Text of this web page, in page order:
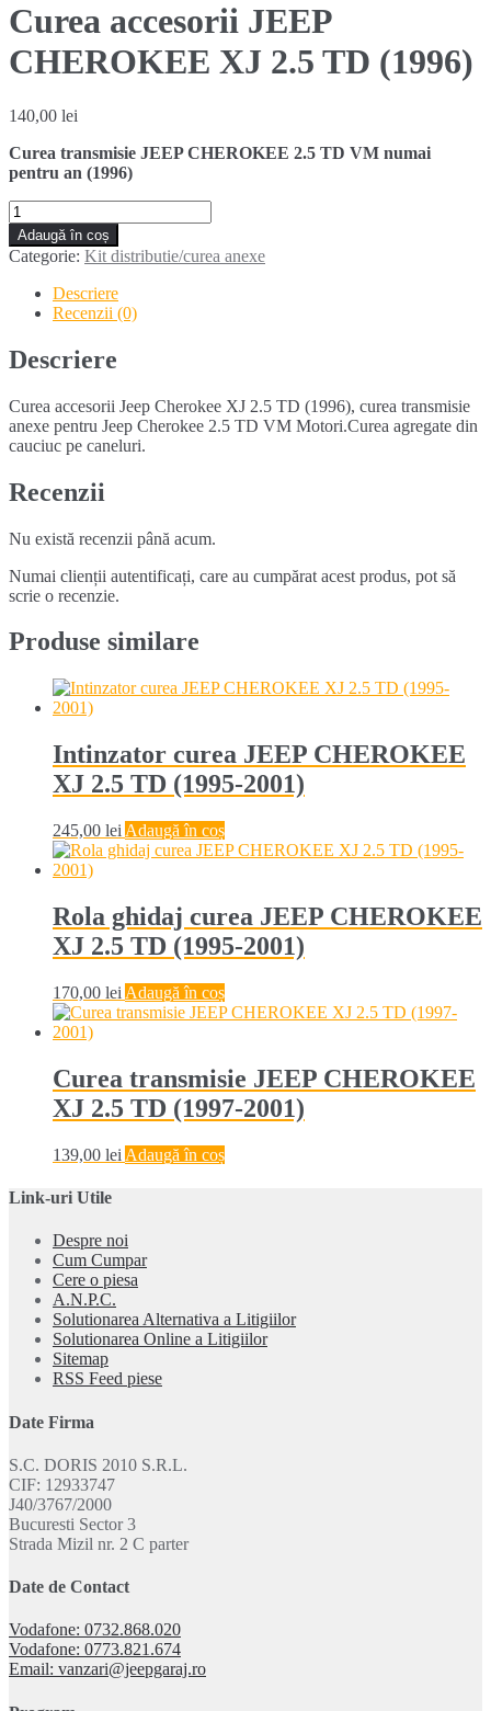
Curea accesorii JEEP
CHEROKEE XJ 2.5 TD (1996)
140,00 lei
Curea transmisie JEEP CHEROKEE 2.5 TD VM numai
pentru an (1996)
Cantitate
Curea
accesorii
JEEP
CHEROKEE
TD
(1996)
Adaugă în coș
Categorie: Kit distributie/curea anexe
Descriere
Recenzii (0)
Descriere
Curea accesorii Jeep Cherokee XJ 2.5 TD (1996), curea transmisie
anexe pentru Jeep Cherokee 2.5 TD VM Motori.Curea agregate din
cauciuc pe caneluri.
Recenzii
Nu există recenzii până acum.
Numai clienții autentificați, care au cumpărat acest produs, pot să
scrie o recenzie.
Produse similare
Intinzator curea JEEP CHEROKEE
XJ 2.5 TD (1995-2001)
245,00 lei Adaugă în coș
Rola ghidaj curea JEEP CHEROKEE
XJ 2.5 TD (1995-2001)
170,00 lei Adaugă în coș
Curea transmisie JEEP CHEROKEE
XJ 2.5 TD (1997-2001)
139,00 lei Adaugă în coș
Link-uri Utile
Despre noi
Cum Cumpar
Cere o piesa
A.N.P.C.
Solutionarea Alternativa a Litigiilor
Solutionarea Online a Litigiilor
Sitemap
RSS Feed piese
Date Firma
S.C. DORIS 2010 S.R.L.
CIF: 12933747
J40/3767/2000
Bucuresti Sector 3
Strada Mizil nr. 2 C parter
Date de Contact
Vodafone: 0732.868.020
Vodafone: 0773.821.674
Email: vanzari@jeepgaraj.ro